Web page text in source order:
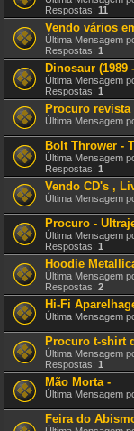
Respostas: 11
Vendo vários
Última Mensagem
Respostas: 1
Dinosaur (1989
Última Mensagem
Respostas: 1
Procuro revista
Última Mensagem
Bolt Thrower -
Última Mensagem
Respostas: 1
Vendo CD's ,
Última Mensagem
Procuro -
Última Mensagem
Respostas: 1
Hoodie
Última Mensagem
Respostas: 2
Hi-Fi
Última Mensagem
Procuro t-shirt
Última Mensagem
Respostas: 1
Mão Morta -
Última Mensagem
Feira do